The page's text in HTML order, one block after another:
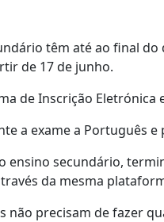
têm até ao final
de 17 de junho.
de Inscrição Eletrónica
a exame a Português
ensino secundário,
da mesma
não precisam de fazer